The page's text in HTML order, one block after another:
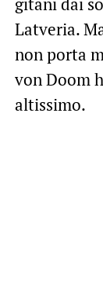
Latveria.
non porta
von Doom
altissimo.